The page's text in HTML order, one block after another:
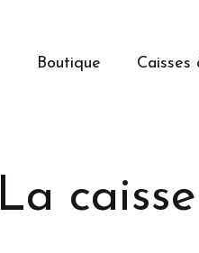
Boutique Caisses
La